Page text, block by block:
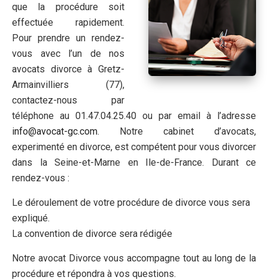
que la procédure soit
effectuée rapidement.
Pour prendre un rendez-
vous avec l’un de nos
avocats divorce à Gretz-
Armainvilliers (77),
contactez-nous par
téléphone au 01.47.04.25.40 ou par email à l’adresse
info@avocat-gc.com. Notre cabinet d’avocats,
experimenté en divorce, est compétent pour vous divorcer
dans la Seine-et-Marne en Ile-de-France. Durant ce
rendez-vous :
Le déroulement de votre procédure de divorce vous sera
expliqué.
La convention de divorce sera rédigée
Notre avocat Divorce vous accompagne tout au long de la
procédure et répondra à vos questions.